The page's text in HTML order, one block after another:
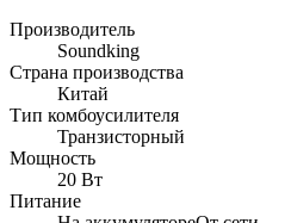
Производитель
Soundking
Страна производства
Китай
Тип комбоусилителя
Транзисторный
Мощность
20 Вт
Питание